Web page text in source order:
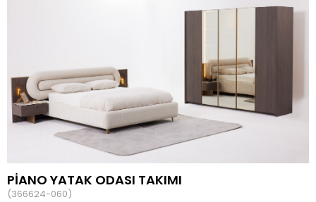
PİANO YATAK ODASI TAKIMI
(366624-060)